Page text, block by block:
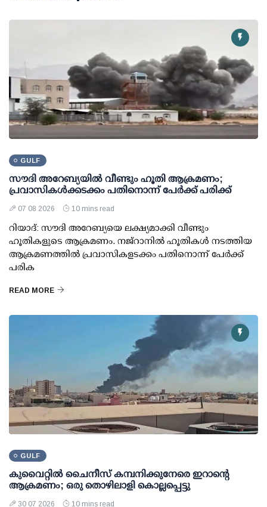
GULF
സൗദി അറേബ്യയില്‍ വീണ്ടും ഹൂതി ആക്രമണം;
പ്രവാസികള്‍ക്കടക്കം പതിനൊന്ന് പേര്‍ക്ക് പരിക്ക്
07 08 2026 10 mins read
റിയാദ്: സൗദി അറേബ്യയെ ലക്ഷ്യമാക്കി വീണ്ടും
ഹൂതികളുടെ ആക്രമണം. നജ്‌റാനില്‍ ഹൂതികള്‍ നടത്തിയ
ആക്രമണത്തില്‍ പ്രവാസികളടക്കം പതിനൊന്ന് പേര്‍ക്ക്
പരിക
READ MORE
GULF
കുവൈറ്റില്‍ ചൈനീസ് കമ്പനിക്കുനേരെ ഇറാന്റെ
ആക്രമണം; ഒരു തൊഴിലാളി കൊല്ലപ്പെട്ടു
30 07 2026 10 mins read